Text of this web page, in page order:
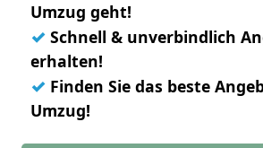
Umzug geht!
✓ Schnell & unverbindlich
erhalten!
✓ Finden Sie das beste
Umzug!